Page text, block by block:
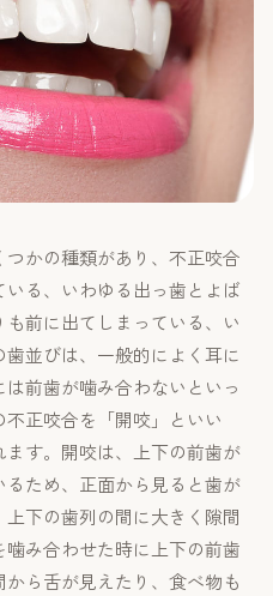
かの種類があり、不正咬合
る、いわゆる出っ歯とよば
前に出てしまっている、い
並びは、一般的によく耳に
前歯が噛み合わないといっ
正咬合を「開咬」といい
ます。開咬は、上下の前歯が
ため、正面から見ると歯が
下の歯列の間に大きく隙間
み合わせた時に上下の前歯
ら舌が見えたり、食べ物も